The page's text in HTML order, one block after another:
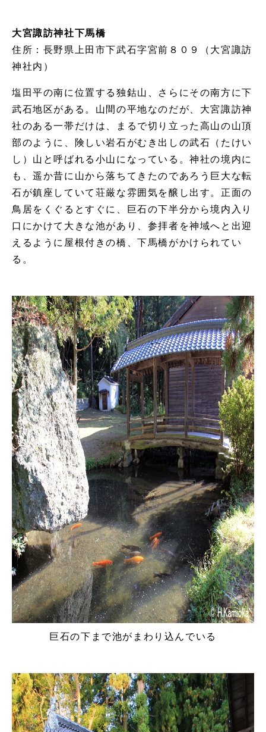
大宮諏訪神社下馬橋
住所：長野県上田市下武石字宮前８０９（大宮諏訪
神社内）
塩田平の南に位置する独鈷山、さらにその南方に下
武石地区がある。山間の平地なのだが、大宮諏訪神
社のある一帯だけは、まるで切り立った高山の山頂
部のように、険しい岩石がむき出しの武石（たけい
し）山と呼ばれる小山になっている。神社の境内に
も、遥か昔に山から落ちてきたのであろう巨大な転
石が鎮座していて荘厳な雰囲気を醸し出す。正面の
鳥居をくぐるとすぐに、巨石の下半分から境内入り
口にかけて大きな池があり、参拝者を神域へと出迎
えるように屋根付きの橋、下馬橋がかけられてい
る。
巨石の下まで池がまわり込んでいる